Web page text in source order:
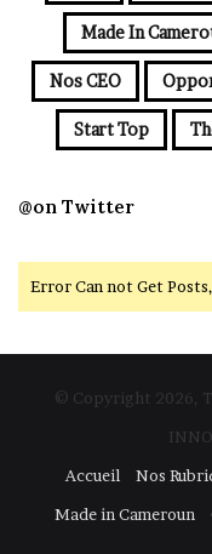
Made In
Nos CEO
Start Top
@on Twitter
Error Can not Get
© Copyright 2026,
Accueil
Nos
Made in Cameroun